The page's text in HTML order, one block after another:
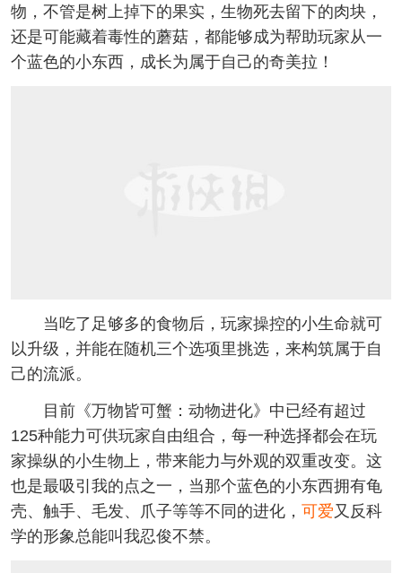
物，不管是树上掉下的果实，生物死去留下的肉块，
还是可能藏着毒性的蘑菇，都能够成为帮助玩家从一
个蓝色的小东西，成长为属于自己的奇美拉！
当吃了足够多的食物后，玩家操控的小生命就可
以升级，并能在随机三个选项里挑选，来构筑属于自
己的流派。
目前《万物皆可蟹：动物进化》中已经有超过
125种能力可供玩家自由组合，每一种选择都会在玩
家操纵的小生物上，带来能力与外观的双重改变。这
也是最吸引我的点之一，当那个蓝色的小东西拥有龟
壳、触手、毛发、爪子等等不同的进化， 可爱又反科
学的形象总能叫我忍俊不禁。